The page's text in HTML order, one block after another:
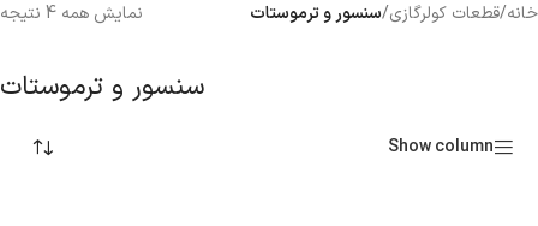
خانه/قطعات کولرگازی/سنسور و ترموستات نمایش همه 4 نتیجه
سنسور و ترموستات
Show column